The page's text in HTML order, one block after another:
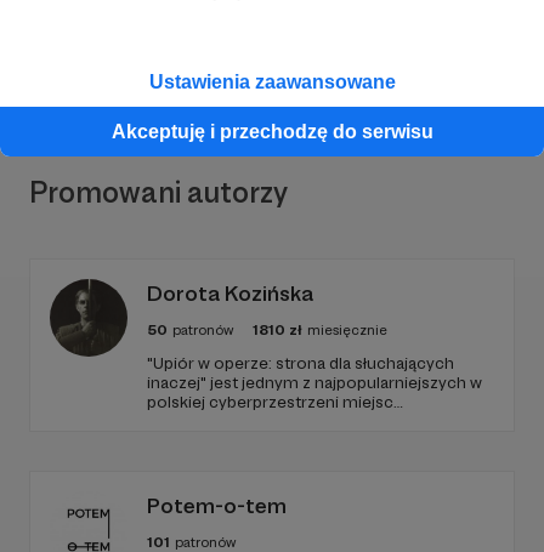
Ustawienia zaawansowane
Akceptuję i przechodzę do serwisu
Promowani autorzy
Dorota Kozińska
50 patronów 1810 zł miesięcznie
"Upiór w operze: strona dla słuchających
inaczej" jest jednym z najpopularniejszych w
polskiej cyberprzestrzeni miejsc
Potem-o-tem
101 patronów